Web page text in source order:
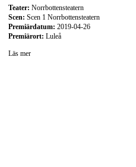
Teater: Norrbottensteatern
Scen: Scen 1 Norrbottensteatern
Premiärdatum: 2019-04-26
Premiärort: Luleå
Läs mer